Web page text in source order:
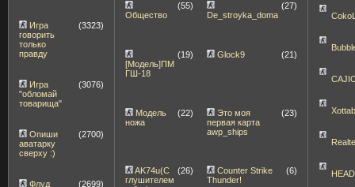
Игра
говорить
только
правду
(3323)
Игра
"обломай
товарища"
(3076)
Опиши
аватарку
сверху :)
(2700)
Флуд
(2699)
Общество
(55)
De_stroyka_doma
(27)
[Модель]ПМ
ГШ-18
(19) Glock9 (21)
Модель
ножа
(22)
Это моя
первая карта
awp_ships
(23)
AK74u(С
глушителем
(26)
Counter Strike
Thunder!
(6)